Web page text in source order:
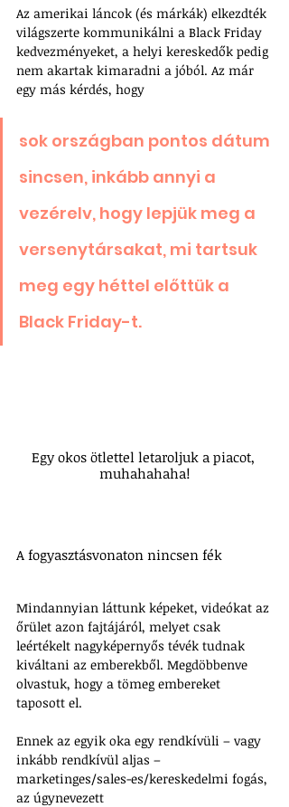
Az amerikai láncok (és márkák) elkezdték
világszerte kommunikálni a Black Friday
kedvezményeket, a helyi kereskedők pedig
nem akartak kimaradni a jóból. Az már
egy más kérdés, hogy
sok országban pontos dátum
sincsen, inkább annyi a
vezérelv, hogy lepjük meg a
versenytársakat, mi tartsuk
meg egy héttel előttük a
Black Friday-t.
Egy okos ötlettel letaroljuk a piacot,
muhahahaha!
A fogyasztásvonaton nincsen fék
Mindannyian láttunk képeket, videókat az
őrület azon fajtájáról, melyet csak
leértékelt nagyképernyős tévék tudnak
kiváltani az emberekből. Megdöbbenve
olvastuk, hogy a tömeg embereket
taposott el.
Ennek az egyik oka egy rendkívüli – vagy
inkább rendkívül aljas –
marketinges/sales-es/kereskedelmi fogás,
az úgynevezett